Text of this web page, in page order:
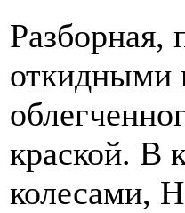
Разборная,
откидными
краской. В
колесами,